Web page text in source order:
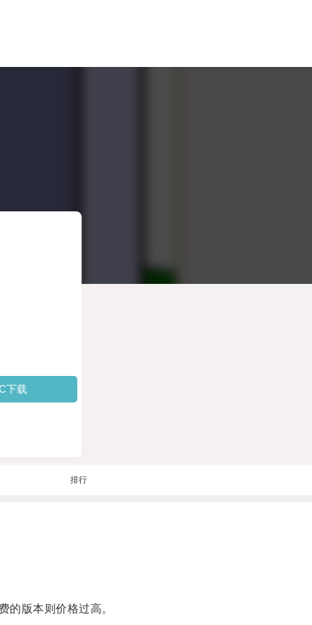
下载
排行
版本则价格过高。